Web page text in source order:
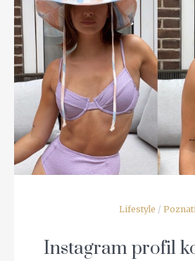
READ MORE
Lifestyle /
Instagram profil